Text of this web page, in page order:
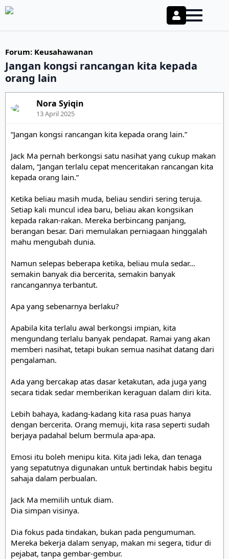
Forum: Keusahawanan
Jangan kongsi rancangan kita kepada
orang lain
Nora Syiqin
13 April 2025
“Jangan kongsi rancangan kita kepada orang lain.”
Jack Ma pernah berkongsi satu nasihat yang cukup makan
dalam, “Jangan terlalu cepat menceritakan rancangan kita
kepada orang lain.”
Ketika beliau masih muda, beliau sendiri sering teruja.
Setiap kali muncul idea baru, beliau akan kongsikan
kepada rakan-rakan. Mereka berbincang panjang,
berangan besar. Dari memulakan perniagaan hinggalah
mahu mengubah dunia.
Namun selepas beberapa ketika, beliau mula sedar…
semakin banyak dia bercerita, semakin banyak
rancangannya terbantut.
Apa yang sebenarnya berlaku?
Apabila kita terlalu awal berkongsi impian, kita
mengundang terlalu banyak pendapat. Ramai yang akan
memberi nasihat, tetapi bukan semua nasihat datang dari
pengalaman.
Ada yang bercakap atas dasar ketakutan, ada juga yang
secara tidak sedar memberikan keraguan dalam diri kita.
Lebih bahaya, kadang-kadang kita rasa puas hanya
dengan bercerita. Orang memuji, kita rasa seperti sudah
berjaya padahal belum bermula apa-apa.
Emosi itu boleh menipu kita. Kita jadi leka, dan tenaga
yang sepatutnya digunakan untuk bertindak habis begitu
sahaja dalam perbualan.
Jack Ma memilih untuk diam.
Dia simpan visinya.
Dia fokus pada tindakan, bukan pada pengumuman.
Mereka bekerja dalam senyap, makan mi segera, tidur di
pejabat, tanpa gembar-gembur.